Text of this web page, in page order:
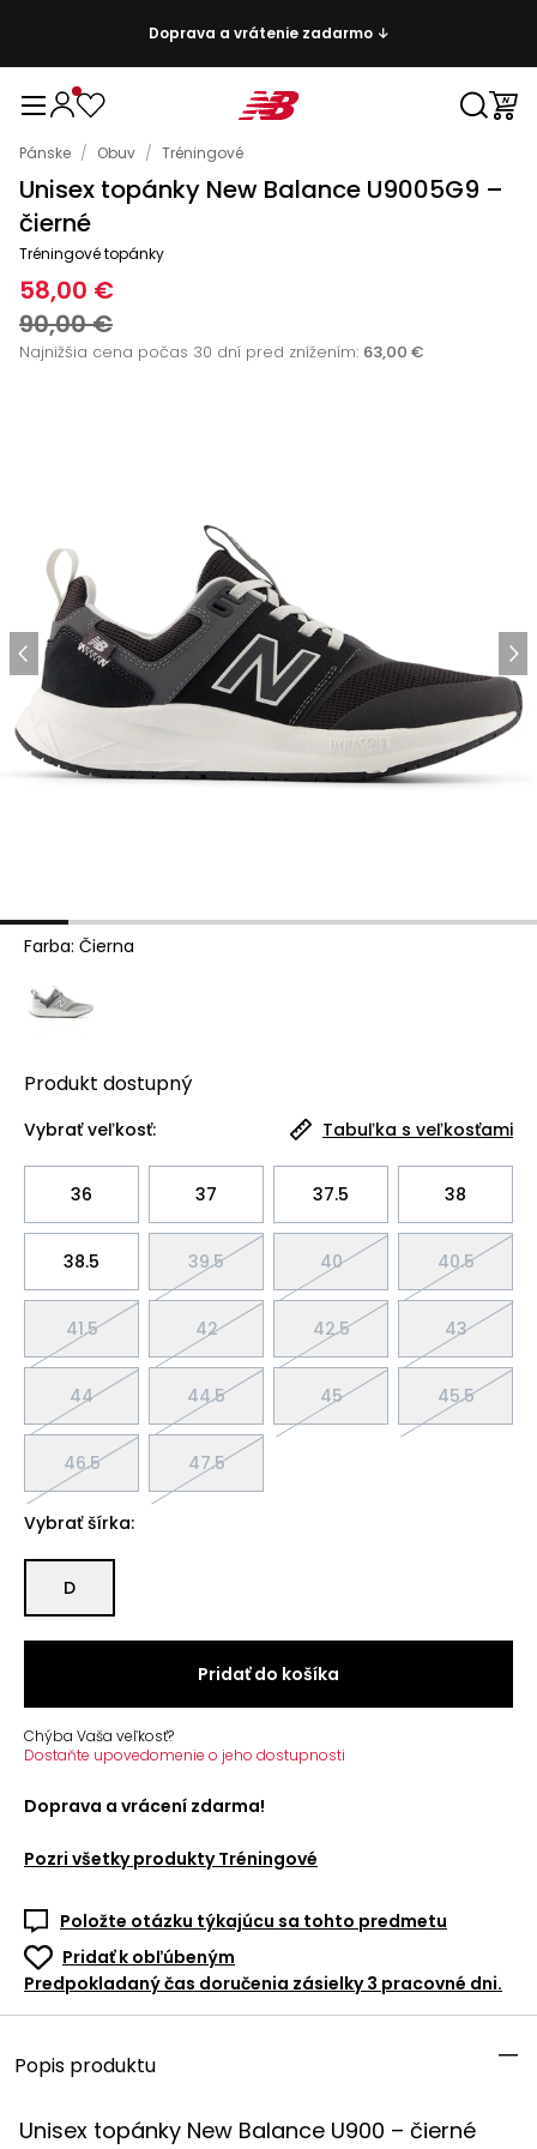
Doprava a vrátenie zadarmo ↓
Pánske / Obuv / Tréningové
Unisex topánky New Balance U9005G9 –
čierné
Tréningové topánky
58,00 €
90,00 €
Najnižšia cena počas 30 dní pred znížením: 63,00 €
Farba: Čierna
Produkt dostupný
Vybrať veľkosť: Tabuľka s veľkosťami
36 37 37.5 38
38.5 39.5 40 40.5
41.5 42 42.5 43
44 44.5 45 45.5
46.5 47.5
Vybrať šírka:
D
Pridať do košíka
Chýba Vaša veľkosť?
Dostaňte upovedomenie o jeho dostupnosti
Doprava a vrácení zdarma!
Pozri všetky produkty Tréningové
Položte otázku týkajúcu sa tohto predmetu
Pridať k obľúbeným
Predpokladaný čas doručenia zásielky 3 pracovné dni.
Popis produktu
Unisex topánky New Balance U900 – čierné